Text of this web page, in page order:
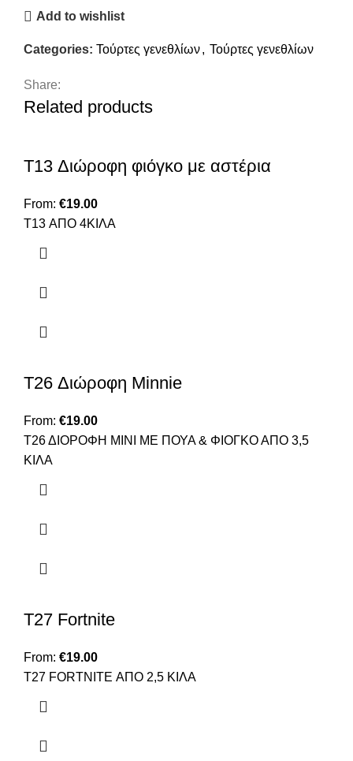
Add to wishlist
Categories: Τούρτες γενεθλίων, Τούρτες γενεθλίων
Share:
Related products
T13 Διώροφη φιόγκο με αστέρια
From: €19.00
T13 ΑΠΟ 4ΚΙΛΑ
T26 Διώροφη Minnie
From: €19.00
Τ26 ΔΙΟΡΟΦΗ ΜΙΝΙ ΜΕ ΠΟΥΑ & ΦΙΟΓΚΟ ΑΠΟ 3,5
ΚΙΛΑ
T27 Fortnite
From: €19.00
Τ27 FORTNITE ΑΠΟ 2,5 ΚΙΛΑ